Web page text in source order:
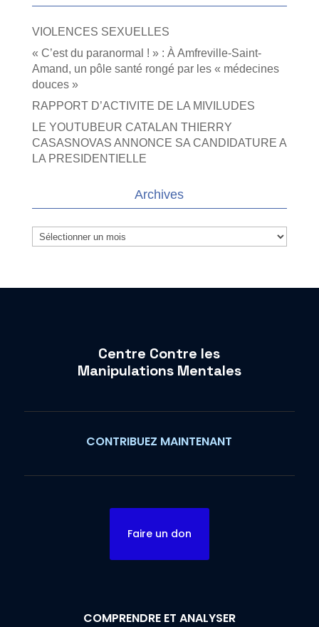
VIOLENCES SEXUELLES
« C’est du paranormal ! » : À Amfreville-Saint-
Amand, un pôle santé rongé par les « médecines
douces »
RAPPORT D’ACTIVITE DE LA MIVILUDES
LE YOUTUBEUR CATALAN THIERRY
CASASNOVAS ANNONCE SA CANDIDATURE A
LA PRESIDENTIELLE
Archives
Archives
Centre Contre les
Manipulations Mentales
CONTRIBUEZ MAINTENANT
Faire un don
COMPRENDRE ET ANALYSER